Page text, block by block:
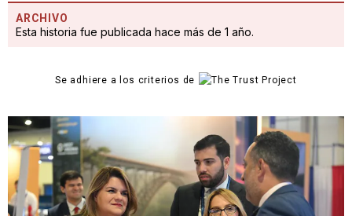
ARCHIVO
Esta historia fue publicada hace más de 1 año.
Se adhiere a los criterios de